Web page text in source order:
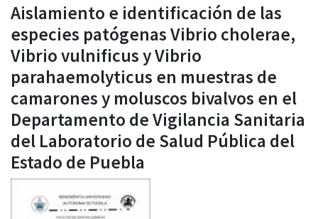
Aislamiento e identificación de las
especies patógenas Vibrio cholerae,
Vibrio vulnificus y Vibrio
parahaemolyticus en muestras de
camarones y moluscos bivalvos en el
Departamento de Vigilancia Sanitaria
del Laboratorio de Salud Pública del
Estado de Puebla